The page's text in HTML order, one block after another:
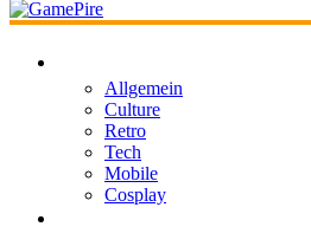
Allgemein
Culture
Retro
Tech
Mobile
Cosplay